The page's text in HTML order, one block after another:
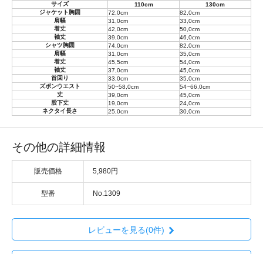
サイズ 110cm
130cm
ジャケット胸囲
72,0cm
82,0cm
肩幅
31,0cm
33,0cm
着丈
42,0cm
50,0cm
袖丈
39,0cm
46,0cm
シャツ胸囲
74,0cm
82,0cm
肩幅
31,0cm
35,0cm
着丈
45,5cm
54,0cm
袖丈
37,0cm
45,0cm
首回り
33,0cm
35,0cm
ズボンウエスト
50~58,0cm
54~66,0cm
丈
39,0cm
45,0cm
股下丈
19,0cm
24,0cm
ネクタイ長さ
25,0cm 30,0cm
その他の詳細情報
販売価格 5,980円
型番 No.1309
レビューを見る(0件)